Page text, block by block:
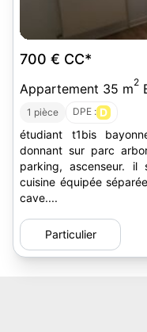
700 € CC*
Appartement 35 m2
1 pièce DPE : D
étudiant t1bis
donnant sur parc arboré, dans résidence sécurisée
parking, ascenseur. il se compose d une entrée, salon,
cuisine équipée séparée, salle de bains, wc séparé,
cave....
Particulier